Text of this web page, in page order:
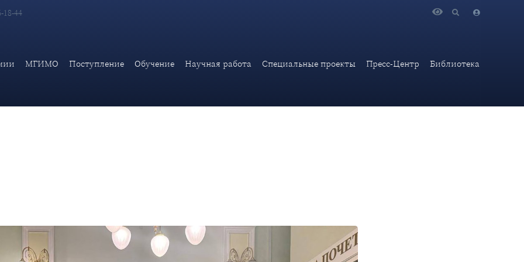
18-44
МГИМО Поступление Обучение Научная работа Специальные проекты Пресс-Центр Библиотека